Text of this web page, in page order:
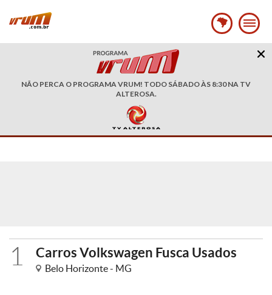
NÃO PERCA O PROGRAMA VRUM! TODO SÁBADO ÀS 8:30 NA TV
ALTEROSA.
1 Carros Volkswagen Fusca Usados
Belo Horizonte - MG